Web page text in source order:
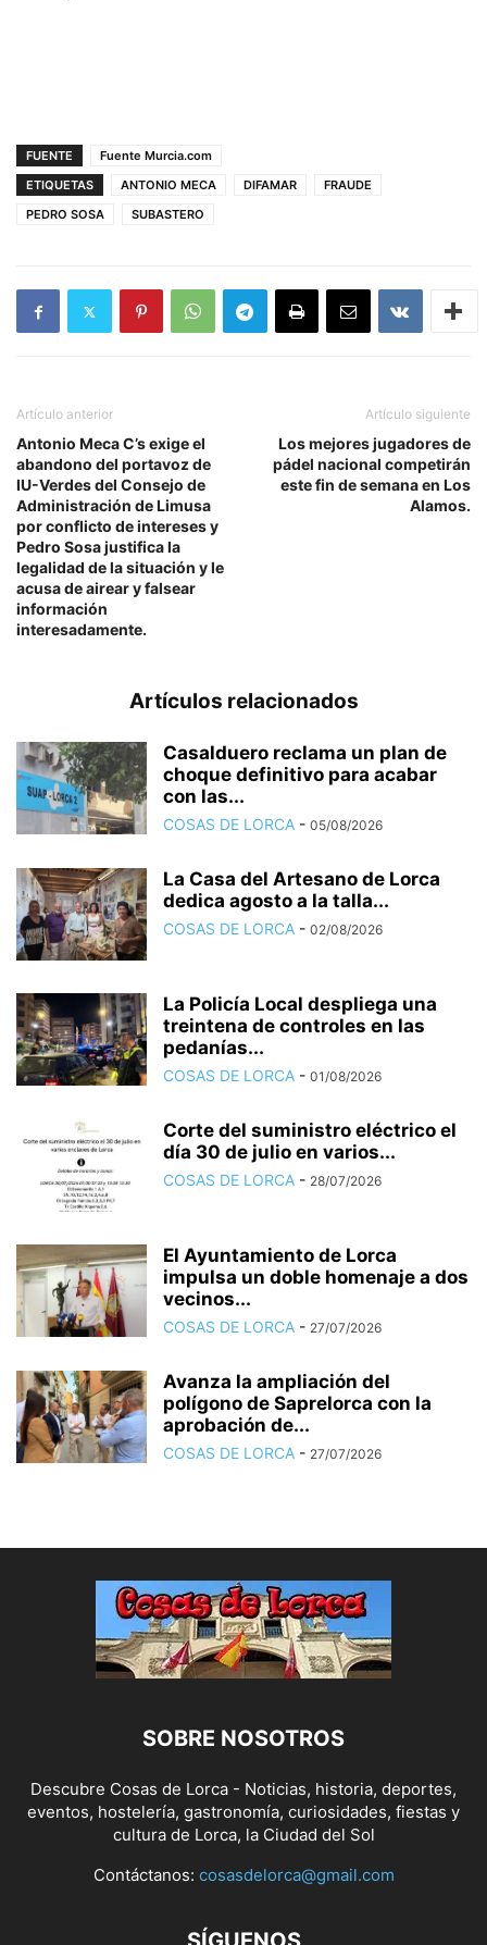
FUENTE
Fuente Murcia.com
ETIQUETAS
ANTONIO MECA DIFAMAR
FRAUDE
PEDRO SOSA
SUBASTERO
Artículo anterior
Antonio Meca C’s exige el
abandono del portavoz de
IU-Verdes del Consejo de
Administración de Limusa
por conflicto de intereses y
Pedro Sosa justifica la
legalidad de la situación y le
acusa de airear y falsear
información
interesadamente.
Artículo siguiente
Los mejores jugadores de
pádel nacional competirán
este fin de semana en Los
Alamos.
Artículos relacionados
Casalduero reclama un plan de
choque definitivo para acabar
con las...
COSAS DE LORCA - 05/08/2026
La Casa del Artesano de Lorca
dedica agosto a la talla...
COSAS DE LORCA - 02/08/2026
La Policía Local despliega una
treintena de controles en las
pedanías...
COSAS DE LORCA - 01/08/2026
Corte del suministro eléctrico el
día 30 de julio en varios...
COSAS DE LORCA - 28/07/2026
El Ayuntamiento de Lorca
impulsa un doble homenaje a dos
vecinos...
COSAS DE LORCA - 27/07/2026
Avanza la ampliación del
polígono de Saprelorca con la
aprobación de...
COSAS DE LORCA - 27/07/2026
SOBRE NOSOTROS
Descubre Cosas de Lorca - Noticias, historia, deportes,
eventos, hostelería, gastronomía, curiosidades, fiestas y
cultura de Lorca, la Ciudad del Sol
Contáctanos: cosasdelorca@gmail.com